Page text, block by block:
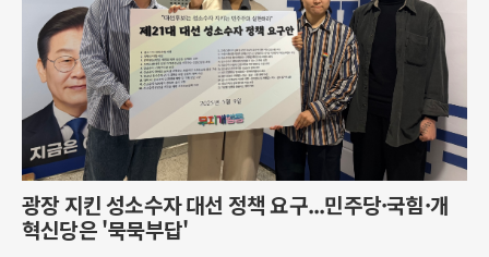
광장 지킨 성소수자 대선 정책 요구...민주당·국힘·개
혁신당은 '묵묵부답'